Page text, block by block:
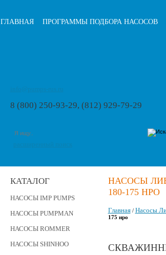
ГЛАВНАЯ ПРОГРАММЫ ПОДБОРА НАСОСОВ
8 (800) 250-93-29, (812) 929-79-29
КАТАЛОГ
НАСОСЫ IMP PUMPS
НАСОСЫ PUMPMAN
НАСОСЫ ROMMER
НАСОСЫ SHINHOO
НАСОСЫ
180-175 НРО
Главная/ Насосы
175 нро